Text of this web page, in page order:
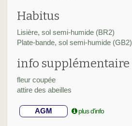
Habitus
Lisière, sol semi-humide (BR2)
Plate-bande, sol semi-humide (GB2)
info supplémentaire
fleur coupée
attire des abeilles
AGM plus d'info